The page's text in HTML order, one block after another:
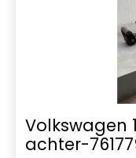
Volkswagen
achter-